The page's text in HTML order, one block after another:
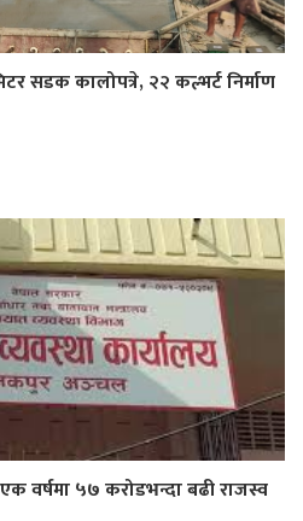
सडक कालोपत्रे, २२ कल्भर्ट निर्माण
वर्षमा ५७ करोडभन्दा बढी राजस्व